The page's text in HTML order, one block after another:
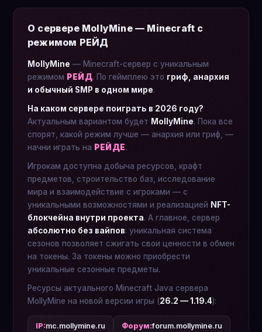
О сервере MollyMine — Minecraft с
режимом РЕЙД
MollyMine — Minecraft-сервер с уникальным
режимом РЕЙД. По геймплею это гриф, анархия
и обычный SMP в одном мире.
На каком сервере поиграть в 2026 году?
Актуальным вариантом будет MollyMine. Пока все
спорят, какой режим лучше — анархия или гриф, —
начни играть на РЕЙДЕ.
Игрокам доступна добыча ресурсов, крафт
предметов, строительство баз, исследование
мира и взаимодействие с игроками — с
уникальными возможностями и реализацией NFT-
блокчейна внутри проекта. А главное, сервер
абсолютно без вайпов: уникальная система
сезонов позволяет сжигать свои ценности в обмен
на токены. За токены можно приобрести
уникальные сезонные предметы.
Ресурсы актуального Minecraft Java сервера
MollyMine на новой версии игры (26.2 — 1.19.4):
IP:mc.mollymine.ru Форум:forum.mollymine.ru